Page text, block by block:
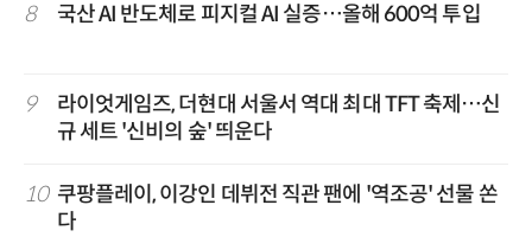
8 국산 AI 반도체로 피지컬 AI 실증…올해 600억 투입
9
라이엇게임즈, 더현대 서울서 역대 최대 TFT 축제…신
규 세트 '신비의 숲' 띄운다
10 쿠팡플레이, 이강인 데뷔전 직관 팬에 '역조공' 선물 쏜
다